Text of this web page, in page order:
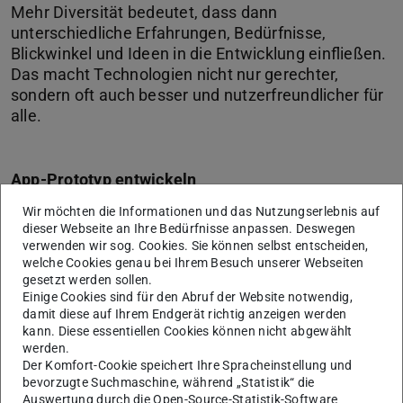
Mehr Diversität bedeutet, dass dann
unterschiedliche Erfahrungen, Bedürfnisse,
Blickwinkel und Ideen in die Entwicklung einfließen.
Das macht Technologien nicht nur gerechter,
sondern oft auch besser und nutzerfreundlicher für
App-Prototyp entwickeln
Herzstück von
#CodeHeldin ist ein dreitägiger
Workshopfür etwa 150 Teilnehmende in Teams von vier
bis fünf Personen, bei dem ein funktionsfähiger App-
Prototyp entwickelt werden soll. „Mit dem Workshop
wollen wir gezielt weibliche und nicht-binäre Jugendliche
ab 15 Jahren für die Schnittstelle von kreativer App-
Entwicklung, Künstlicher Intelligenz und sozialem
Unternehmertum begeistern“, sagt Geisler. Das Ziel liege
Wir möchten die Informationen und das Nutzungserlebnis auf
dieser Webseite an Ihre Bedürfnisse anpassen. Deswegen
verwenden wir sog. Cookies. Sie können selbst entscheiden,
welche Cookies genau bei Ihrem Besuch unserer Webseiten
gesetzt werden sollen.
Einige Cookies sind für den Abruf der Website notwendig,
damit diese auf Ihrem Endgerät richtig anzeigen werden
kann. Diese essentiellen Cookies können nicht abgewählt
werden.
Der Komfort-Cookie speichert Ihre Spracheinstellung und
bevorzugte Suchmaschine, während „Statistik“ die
Auswertung durch die Open-Source-Statistik-Software